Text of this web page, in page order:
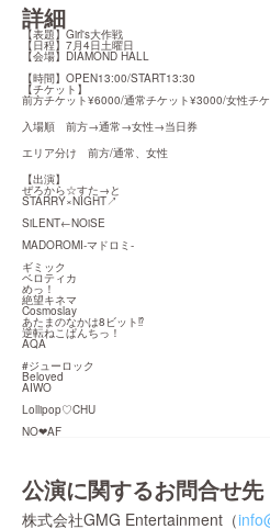
詳細
【表題】Girl's大作戦
【日程】7月4日土曜日
【会場】DIAMOND HALL
【時間】OPEN13:00/START13:30
【チケット】
前方チケット¥6000/通常チケット¥3000/女性チ
入場順　前方→通常→女性→当日券
エリア分け　前方/通常、女性
【出演】
ぜろから☆すた→と
STARRY×NIGHT↗︎
SiLENT←NOiSE
MADOROMI-マドロミ-
ギミック
ベロティカ
めっ！
絶望キネマ
Cosmoslay
あたまのなかは8ビット⁉︎
逆転ねこぱんちっ！
AQA
#ジューロック
Beloved
AIWO
Lollipop♡CHU
NO❤︎AF
公演に関するお問合せ先
株式会社GMG Entertainment（